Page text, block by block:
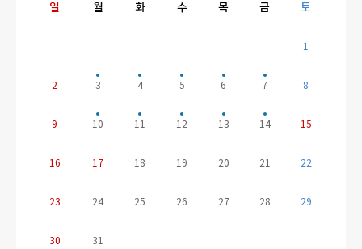
일 월 화 수 목 금 토
1
2 3 4 5 6 7 8
9 10 11 12 13 14 15
16 17 18 19 20 21 22
23 24 25 26 27 28 29
30 31